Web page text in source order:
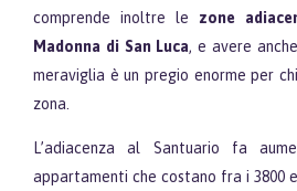
comprende inoltre le zone
Madonna di San Luca, e avere
meraviglia è un pregio enorme per
zona.
L’adiacenza al Santuario fa
appartamenti che costano fra i 3800